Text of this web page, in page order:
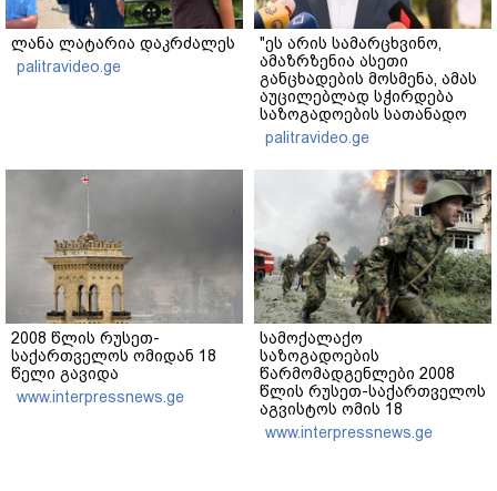
ლანა ლატარია დაკრძალეს
palitravideo.ge
"ეს არის სამარცხვინო,
ამაზრზენია ასეთი
განცხადების მოსმენა, ამას
აუცილებლად სჭირდება
საზოგადოების სათანადო
რეაქცია" - ირაკლი
კობახიძე
palitravideo.ge
2008 წლის რუსეთ-
საქართველოს ომიდან 18
წელი გავიდა
www.interpressnews.ge
სამოქალაქო
საზოგადოების
წარმომადგენლები 2008
წლის რუსეთ-საქართველოს
აგვისტოს ომის 18
წლისთავთან
დაკავშირებით ერთობლივ
www.interpressnews.ge